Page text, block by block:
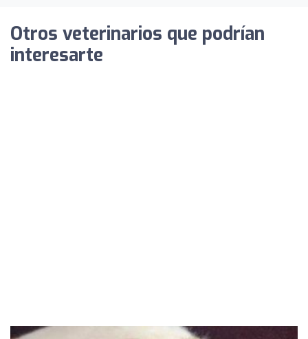
Otros veterinarios que podrían
interesarte